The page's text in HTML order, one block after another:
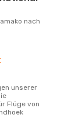
Flüge von